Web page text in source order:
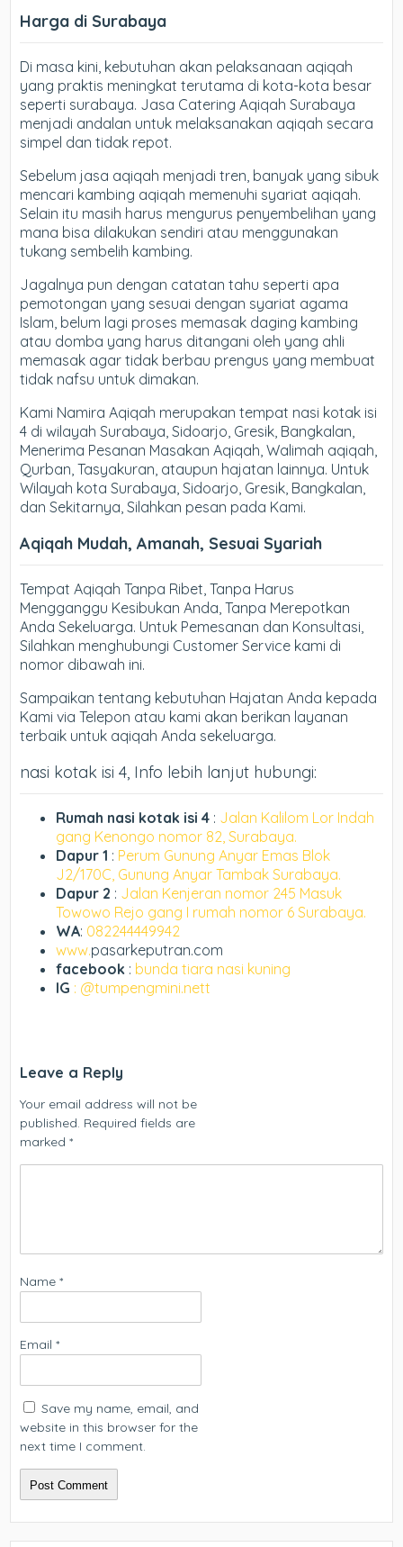
Harga di Surabaya
Di masa kini, kebutuhan akan pelaksanaan aqiqah
yang praktis meningkat terutama di kota-kota besar
seperti surabaya. Jasa Catering Aqiqah Surabaya
menjadi andalan untuk melaksanakan aqiqah secara
simpel dan tidak repot.
Sebelum jasa aqiqah menjadi tren, banyak yang sibuk
mencari kambing aqiqah memenuhi syariat aqiqah.
Selain itu masih harus mengurus penyembelihan yang
mana bisa dilakukan sendiri atau menggunakan
tukang sembelih kambing.
Jagalnya pun dengan catatan tahu seperti apa
pemotongan yang sesuai dengan syariat agama
Islam, belum lagi proses memasak daging kambing
atau domba yang harus ditangani oleh yang ahli
memasak agar tidak berbau prengus yang membuat
tidak nafsu untuk dimakan.
Kami Namira Aqiqah merupakan tempat nasi kotak isi
4 di wilayah Surabaya, Sidoarjo, Gresik, Bangkalan,
Menerima Pesanan Masakan Aqiqah, Walimah aqiqah,
Qurban, Tasyakuran, ataupun hajatan lainnya. Untuk
Wilayah kota Surabaya, Sidoarjo, Gresik, Bangkalan,
dan Sekitarnya, Silahkan pesan pada Kami.
Aqiqah Mudah, Amanah, Sesuai Syariah
Tempat Aqiqah Tanpa Ribet, Tanpa Harus
Mengganggu Kesibukan Anda, Tanpa Merepotkan
Anda Sekeluarga. Untuk Pemesanan dan Konsultasi,
Silahkan menghubungi Customer Service kami di
nomor dibawah ini.
Sampaikan tentang kebutuhan Hajatan Anda kepada
Kami via Telepon atau kami akan berikan layanan
terbaik untuk aqiqah Anda sekeluarga.
nasi kotak isi 4, Info lebih lanjut hubungi:
Rumah nasi kotak isi 4 : Jalan Kalilom Lor Indah
gang Kenongo nomor 82, Surabaya.
Dapur 1 : Perum Gunung Anyar Emas Blok
J2/170C, Gunung Anyar Tambak Surabaya.
Dapur 2 : Jalan Kenjeran nomor 245 Masuk
Towowo Rejo gang I rumah nomor 6 Surabaya.
WA: 082244449942
www.pasarkeputran.com
facebook : bunda tiara nasi kuning
IG : @tumpengmini.nett
Leave a Reply
Your email address will not be
published. Required fields are
marked*
Name*
Email*
Save my name, email, and
website in this browser for the
next time I comment.